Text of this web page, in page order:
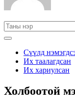
Сүүлд
Их таалагдсан
Их хариулсан
Холбоотой